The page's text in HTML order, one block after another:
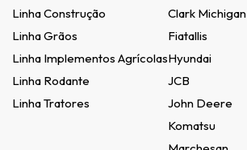
Linha Construção
Linha Grãos
Linha Implementos Agrícolas
Linha Rodante
Linha Tratores
Clark Michigan
Fiatallis
Hyundai
JCB
John Deere
Komatsu